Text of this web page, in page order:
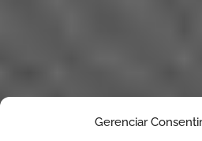
Gerenciar